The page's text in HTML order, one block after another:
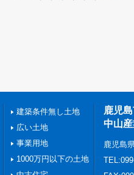
建築条件無し土地
広い土地
事業用地
1000万円以下の土地
鹿児
中山
鹿児島